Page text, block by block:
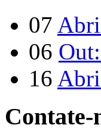
07
06
16
Contate-